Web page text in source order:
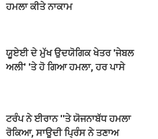
ਹਮਲਾ ਕੀਤੇ ਨਾਕਾਮ
ਯੂਏਈ ਦੇ ਮੁੱਖ ਉਦਯੋਗਿਕ ਖੇਤਰ 'ਜੇਬਲ
ਅਲੀ' 'ਤੇ ਹੋ ਗਿਆ ਹਮਲਾ, ਹਰ ਪਾਸੇ
ਟਰੰਪ ਨੇ ਈਰਾਨ ''ਤੇ ਯੋਜਨਾਬੱਧ ਹਮਲਾ
ਰੋਕਿਆ, ਸਾਊਦੀ ਪ੍ਰਿੰਸ ਨੇ ਤਣਾਅ